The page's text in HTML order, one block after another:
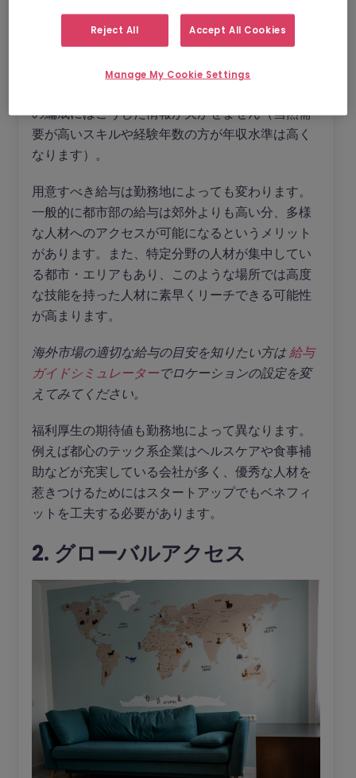
迷った場合は信頼できる
人材紹介会社を有効に活
用して時間を節約しましょう。優秀なエージェン
担当分野の市場に精通しており、需要が高い
スキルのトレンドや ニーズに相応しい人物像
の編成にはこうした情報が欠かせません（当然需
要が高いスキルや経験年数の方が年収水準は高く
なります）。
用意すべき給与は勤務地によっても変わります。
一般的に都市部の給与は郊外よりも高い分、多様
な人材へのアクセスが可能になるというメリット
があります。また、特定分野の人材が集中してい
る都市・エリアもあり、このような場所では高度
な技能を持った人材に素早くリーチできる可能性
が高まります。
海外市場の適切な給与の目安を知りたい方は給与
ガイドシミュレーターでロケーションの設定を変
えてみてください。
福利厚生の期待値も勤務地によって異なります。
例えば都心のテック系企業はヘルスケアや食事補
助などが充実している会社が多く、優秀な人材を
惹きつけるためにはスタートアップでもベネフィ
ットを工夫する必要があります。
2. グローバルアクセス
Reject All Accept All Cookies
Manage My Cookie Settings